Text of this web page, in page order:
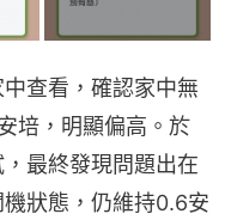
查看，確認家中無
培，明顯偏高。於
最終發現問題出在
狀態，仍維持0.6安